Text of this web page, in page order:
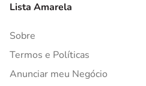
Lista Amarela
Sobre
Termos e Políticas
Anunciar meu Negócio